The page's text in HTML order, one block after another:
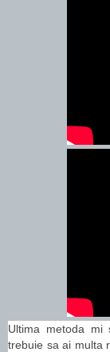
Ultima metoda mi
trebuie sa ai multa